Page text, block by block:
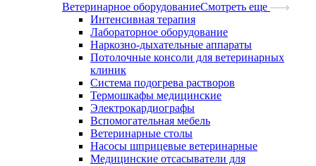
Ветеринарное оборудованиеСмотреть еще
Интенсивная терапия
Лабораторное оборудование
Наркозно-дыхательные аппараты
Потолочные консоли для ветеринарных
клиник
Система подогрева растворов
Термошкафы медицинские
Электрокардиографы
Вспомогательная мебель
Ветеринарные столы
Насосы шприцевые ветеринарные
Медицинские отсасыватели для